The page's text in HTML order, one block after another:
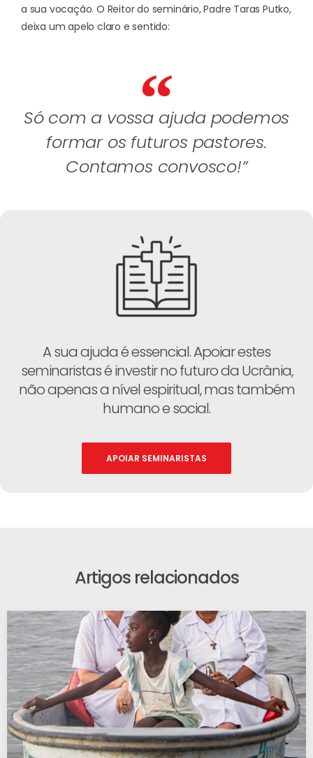
a sua vocação. O Reitor do seminário, Padre Taras Putko,
deixa um apelo claro e sentido:
Só com a vossa ajuda podemos
formar os futuros pastores.
Contamos convosco!”
A sua ajuda é essencial. Apoiar estes
seminaristas é investir no futuro da Ucrânia,
não apenas a nível espiritual, mas também
humano e social.
APOIAR SEMINARISTAS
Artigos relacionados